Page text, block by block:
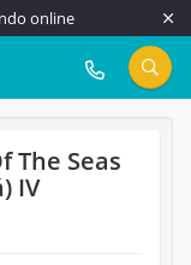
online
917 815 555
The Seas
IV